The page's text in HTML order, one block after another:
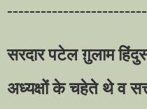
सरदार पटेल ग़ुलाम
अध्यक्षों के चहेते थे व